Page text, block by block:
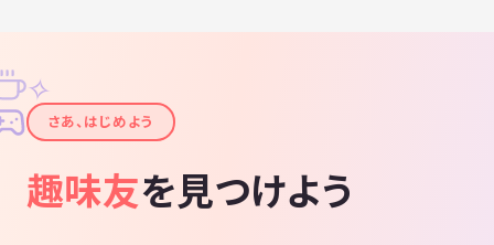
✦
✧
さあ、はじめよう
趣味友を見つけよう